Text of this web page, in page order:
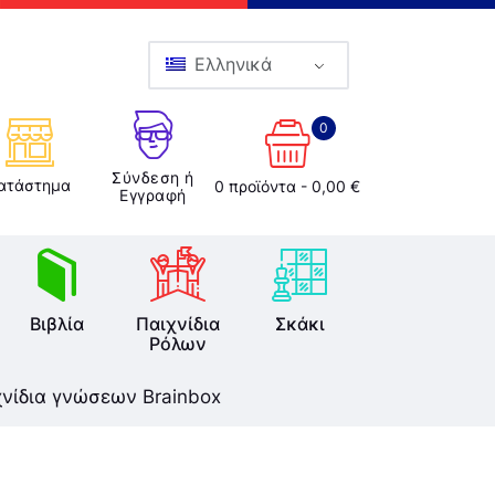
Ελληνικά
Σύνδεση ή
Εγγραφή
0 προϊόντα - 0,00 €
0
Βιβλία
Παιχνίδια
Ρόλων
Σκάκι
γνώσεων Brainbox